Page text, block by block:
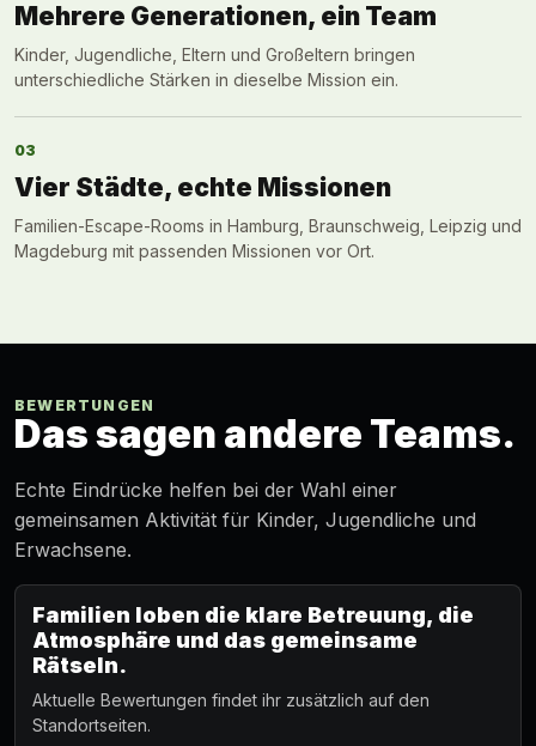
Mehrere Generationen, ein Team
Kinder, Jugendliche, Eltern und Großeltern bringen
unterschiedliche Stärken in dieselbe Mission ein.
03
Vier Städte, echte Missionen
Familien-Escape-Rooms in Hamburg, Braunschweig, Leipzig und
Magdeburg mit passenden Missionen vor Ort.
BEWERTUNGEN
Das sagen andere Teams.
Echte Eindrücke helfen bei der Wahl einer
gemeinsamen Aktivität für Kinder, Jugendliche und
Erwachsene.
Familien loben die klare Betreuung, die
Atmosphäre und das gemeinsame
Rätseln.
Aktuelle Bewertungen findet ihr zusätzlich auf den
Standortseiten.